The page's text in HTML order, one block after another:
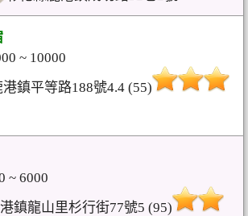
~ 10000
鎮平等路188號4.4 (55)
~ 6000
鎮龍山里杉行街77號5 (95)